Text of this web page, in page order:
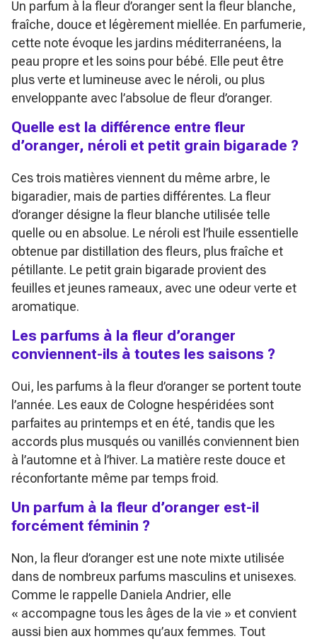
Un parfum à la fleur d’oranger sent la fleur blanche,
fraîche, douce et légèrement miellée. En parfumerie,
cette note évoque les jardins méditerranéens, la
peau propre et les soins pour bébé. Elle peut être
plus verte et lumineuse avec le néroli, ou plus
enveloppante avec l’absolue de fleur d’oranger.
Quelle est la différence entre fleur
d’oranger, néroli et petit grain bigarade ?
Ces trois matières viennent du même arbre, le
bigaradier, mais de parties différentes. La fleur
d’oranger désigne la fleur blanche utilisée telle
quelle ou en absolue. Le néroli est l’huile essentielle
obtenue par distillation des fleurs, plus fraîche et
pétillante. Le petit grain bigarade provient des
feuilles et jeunes rameaux, avec une odeur verte et
aromatique.
Les parfums à la fleur d’oranger
conviennent-ils à toutes les saisons ?
Oui, les parfums à la fleur d’oranger se portent toute
l’année. Les eaux de Cologne hespéridées sont
parfaites au printemps et en été, tandis que les
accords plus musqués ou vanillés conviennent bien
à l’automne et à l’hiver. La matière reste douce et
réconfortante même par temps froid.
Un parfum à la fleur d’oranger est-il
forcément féminin ?
Non, la fleur d’oranger est une note mixte utilisée
dans de nombreux parfums masculins et unisexes.
Comme le rappelle Daniela Andrier, elle
« accompagne tous les âges de la vie » et convient
aussi bien aux hommes qu’aux femmes. Tout